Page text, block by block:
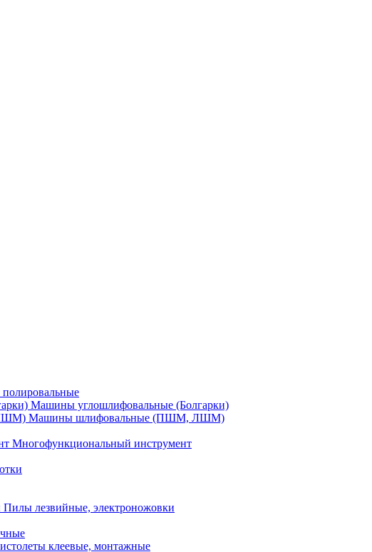
Машины углошлифовальные (Болгарки)
Машины шлифовальные (ПШМ, ЛШМ)
Многофункциональный инструмент
Пилы лезвийные, электроножовки
клеевые, монтажные